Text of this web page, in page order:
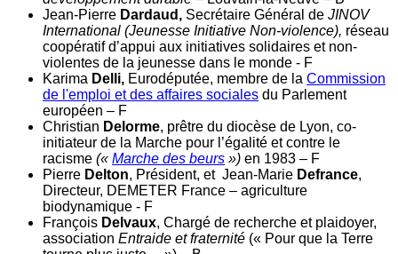
Jean-Pierre Dardaud, Secrétaire Général de JINOV
International (Jeunesse Initiative Non-violence), réseau
coopératif d’appui aux initiatives solidaires et non-
violentes de la jeunesse dans le monde - F
Karima Delli, Eurodéputée, membre de la Commission
de l'emploi et des affaires sociales du Parlement
européen – F
Christian Delorme, prêtre du diocèse de Lyon, co-
initiateur de la Marche pour l’égalité et contre le
racisme (« Marche des beurs ») en 1983 – F
Pierre Delton, Président, et Jean-Marie Defrance,
Directeur, DEMETER France – agriculture
biodynamique - F
François Delvaux, Chargé de recherche et plaidoyer,
association Entraide et fraternité (« Pour que la Terre